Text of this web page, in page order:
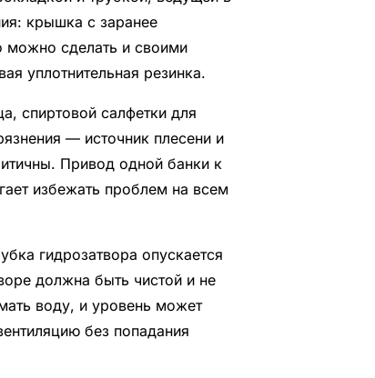
крышка с заранее
можно сделать и своими
уплотнительная резинка.
спиртовой салфетки для
— источник плесени и
Привод одной банки к
избежать проблем на всем
гидрозатвора опускается
должна быть чистой и не
воду, и уровень может
без попадания